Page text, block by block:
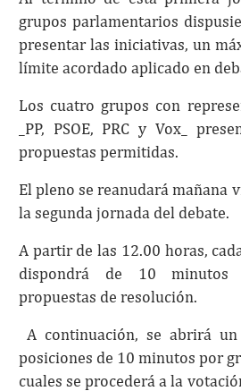
grupos parlamentarios
presentar las iniciativas, un
límite acordado aplicado en
Los cuatro grupos con
_PP, PSOE, PRC y Vox_
propuestas permitidas.
El pleno se reanudará mañana
la segunda jornada del debate.
A partir de las 12.00 horas,
dispondrá de 10 minutos
propuestas de resolución.
A continuación, se abrirá
posiciones de 10 minutos por
cuales se procederá a la